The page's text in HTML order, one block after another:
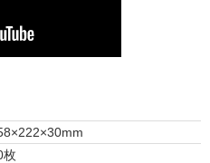
枚